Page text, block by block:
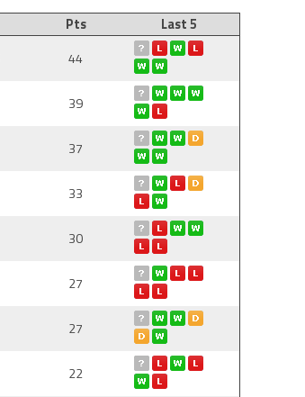
Pts
Last 5
44
39
37
33
30
27
27
22